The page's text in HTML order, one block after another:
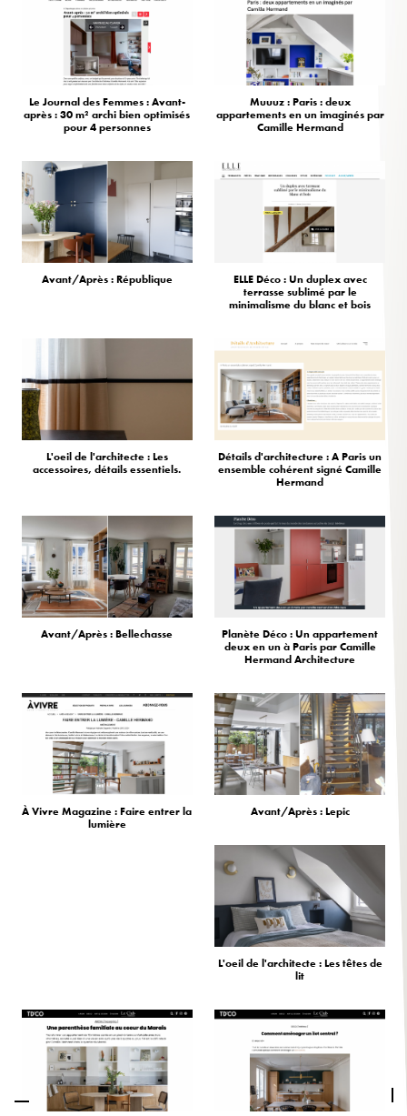
Le Journal des Femmes : Avant-
après : 30 m² archi bien optimisés
pour 4 personnes
Muuuz : Paris : deux
appartements en un imaginés par
Camille Hermand
Avant/Après : République
ELLE Déco : Un duplex avec
terrasse sublimé par le
minimalisme du blanc et bois
L'oeil de l'architecte : Les
accessoires, détails essentiels.
Détails d'architecture : A Paris un
ensemble cohérent signé Camille
Hermand
Avant/Après : Bellechasse
Planète Déco : Un appartement
deux en un à Paris par Camille
Hermand Architecture
À Vivre Magazine : Faire entrer la
lumière
Avant/Après : Lepic
L'oeil de l'architecte : Les têtes de
lit